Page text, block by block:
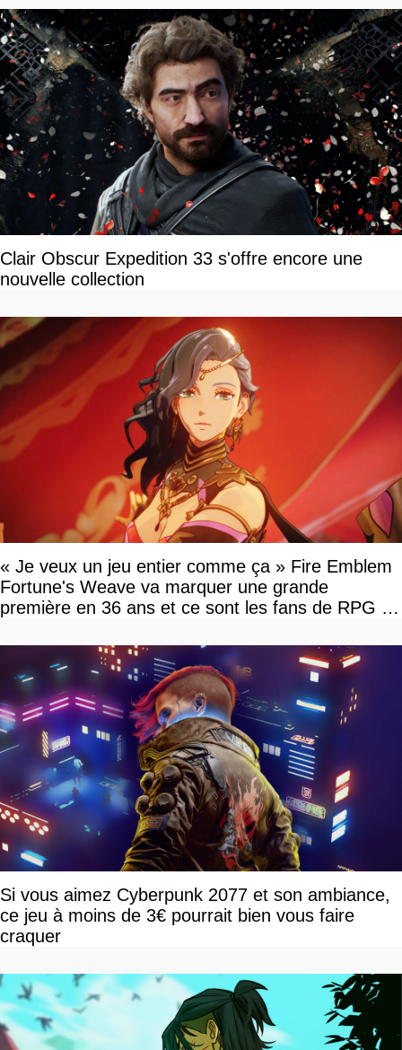
Clair Obscur Expedition 33 s'offre encore une
nouvelle collection
« Je veux un jeu entier comme ça » Fire Emblem
Fortune's Weave va marquer une grande
première en 36 ans et ce sont les fans de RPG en
Si vous aimez Cyberpunk 2077 et son ambiance,
ce jeu à moins de 3€ pourrait bien vous faire
craquer